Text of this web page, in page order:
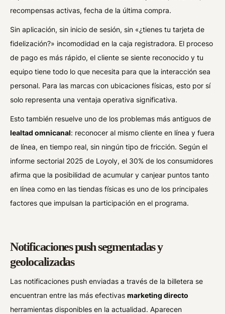
recompensas activas, fecha de la última compra.
Sin aplicación, sin inicio de sesión, sin «¿tienes tu tarjeta de
fidelización?» incomodidad en la caja registradora. El proceso
de pago es más rápido, el cliente se siente reconocido y tu
equipo tiene todo lo que necesita para que la interacción sea
personal. Para las marcas con ubicaciones físicas, esto por sí
solo representa una ventaja operativa significativa.
Esto también resuelve uno de los problemas más antiguos de
lealtad omnicanal: reconocer al mismo cliente en línea y fuera
de línea, en tiempo real, sin ningún tipo de fricción. Según el
informe sectorial 2025 de Loyoly, el 30% de los consumidores
afirma que la posibilidad de acumular y canjear puntos tanto
en línea como en las tiendas físicas es uno de los principales
factores que impulsan la participación en el programa.
Notificaciones push segmentadas y
geolocalizadas
Las notificaciones push enviadas a través de la billetera se
encuentran entre las más efectivasmarketing directo
herramientas disponibles en la actualidad. Aparecen